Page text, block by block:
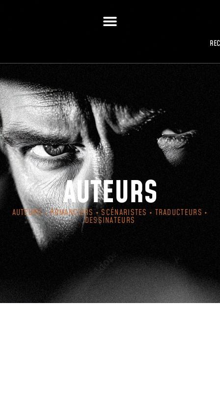
AUTEURS
AUTEURS • ROMANCIERS • SCÉNARISTES • TRADUCTEURS •
DESSINATEURS